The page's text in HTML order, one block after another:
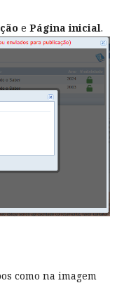
e Página inicial.
como na imagem